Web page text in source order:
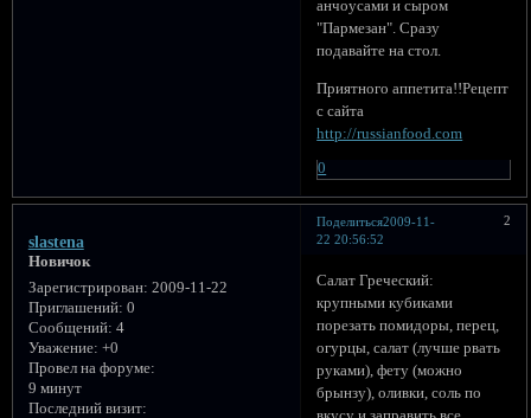
анчоусами и сыром
"Пармезан". Сразу
подавайте на стол.
Приятного аппетита!!Рецепт
с сайта
http://russianfood.com
0
Поделиться 2
2009-11-
22 20:56:52
slastena
Новичок
Зарегистрирован: 2009-11-22
Приглашений: 0
Сообщений: 4
Уважение: +0
Провел на форуме:
9 минут
Последний визит:
Салат Греческий:
крупными кубиками
порезать помидоры, перец,
огурцы, салат (лучше рвать
руками), фету (можно
брынзу), оливки, соль по